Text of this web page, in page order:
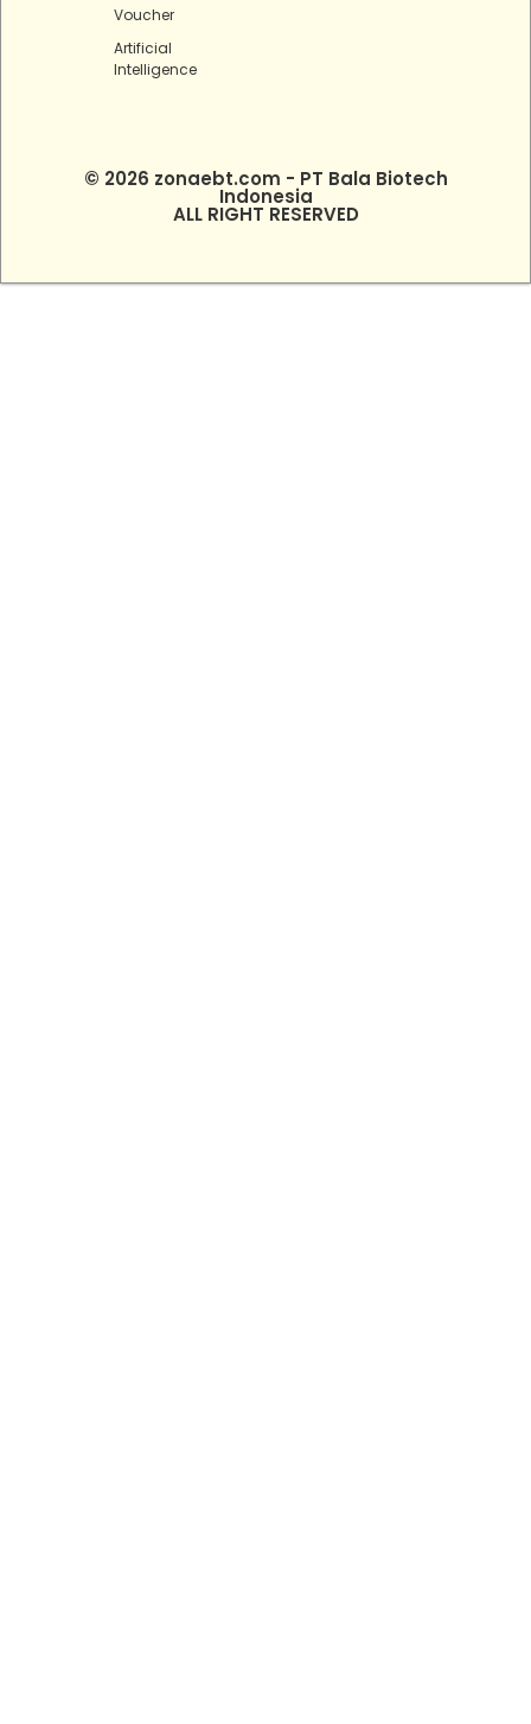
Voucher
Artificial
Intelligence
© 2026 zonaebt.com - PT Bala Biotech
Indonesia
ALL RIGHT RESERVED